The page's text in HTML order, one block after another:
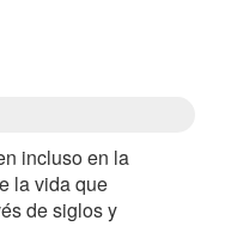
incluso en la
la vida que
de siglos y